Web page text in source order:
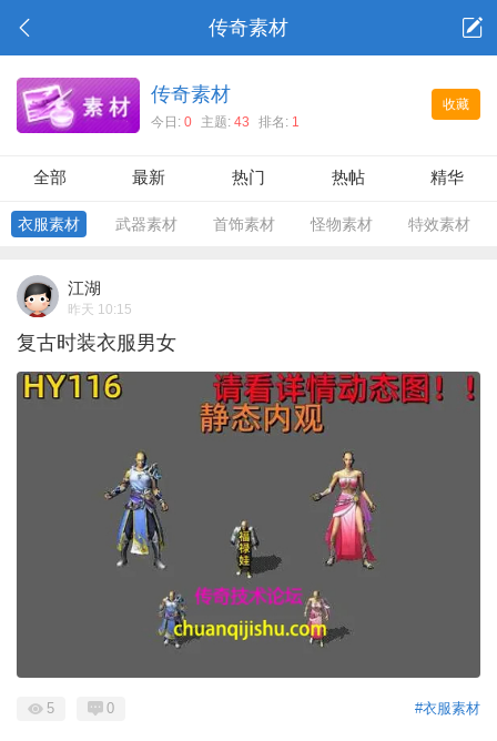
传奇素材
收藏
传奇素材
今日:0 主题:43 排名: 1
全部 最新 热门 热帖 精华
衣服素材 武器素材 首饰素材 怪物素材 特效素材
江湖
昨天 10:15
复古时装衣服男女
#衣服素材
5 0